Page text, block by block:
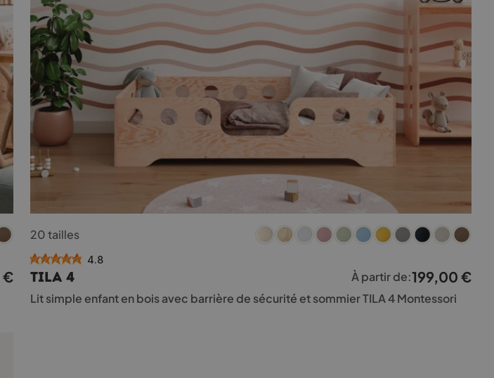
€
produit
a
plusieurs
variations.
Les
options
20 tailles
4.8
TILA 4 À partir de:199,00 €
Lit simple enfant en bois avec barrière de sécurité et sommier TILA 4 Montessori